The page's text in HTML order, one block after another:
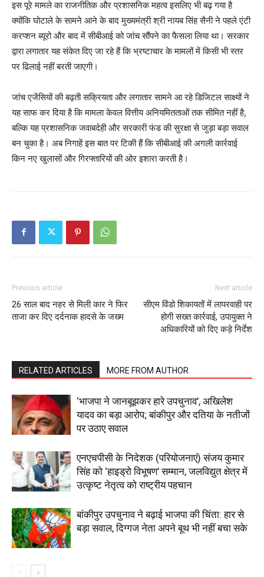
SUBSCRIBE NOW
Company
About
My account
इस पूरे मामले का राजनीतिक और प्रशासनिक महत्व इसलिए भी बढ़ गया है
क्योंकि घोटाले के सामने आने के बाद मुख्यमंत्री श्री नायब सिंह सैनी ने पहले एंटी
करप्शन ब्यूरो और बाद में सीबीआई को जांच सौंपने का फैसला लिया था। सरकार
द्वारा लगातार यह संकेत दिए जा रहे हैं कि भ्रष्टाचार के मामलों में किसी भी स्तर
पर ढिलाई नहीं बरती जाएगी।
जांच एजेंसियों की बढ़ती सक्रियता और लगातार सामने आ रहे डिजिटल साक्ष्यों ने
यह साफ कर दिया है कि मामला केवल वित्तीय अनियमितताओं तक सीमित नहीं है,
बल्कि यह प्रशासनिक जवाबदेही और सरकारी फंड की सुरक्षा से जुड़ा बड़ा सवाल
बन चुका है। अब निगाहें इस बात पर टिकी हैं कि सीबीआई की अगली कार्रवाई
किन नए खुलासों और गिरफ्तारियों की ओर इशारा करती है।
Previous article
26 साल बाद नहर से मिली कार ने फिर
ताजा कर दिए दर्दनाक हादसे के जख्म
Next article
सीएम विंडो शिकायतों में लापरवाही पर
होगी सख्त कार्रवाई, उपायुक्त ने
अधिकारियों को दिए कड़े निर्देश
RELATED ARTICLES MORE FROM AUTHOR
‘भाजपा ने जानबूझकर हारे उपचुनाव’, अखिलेश
यादव का बड़ा आरोप; बांकीपुर और दतिया के नतीजों
पर उठाए सवाल
एनएचपीसी के निदेशक (परियोजनाएं) संजय कुमार
सिंह को ‘हाइड्रो विभूषण’ सम्मान, जलविद्युत क्षेत्र में
उत्कृष्ट नेतृत्व को राष्ट्रीय पहचान
बांकीपुर उपचुनाव ने बढ़ाई भाजपा की चिंता: हार से
बड़ा सवाल, दिग्गज नेता अपने बूथ भी नहीं बचा सके